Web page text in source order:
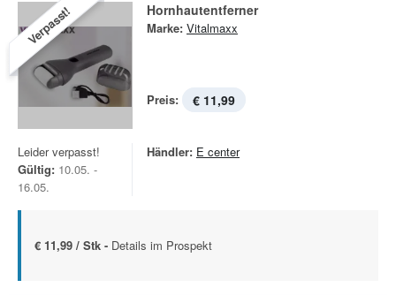
Verpasst! Hornhautentferner
Marke: Vitalmaxx
Preis: € 11,99
Leider verpasst!
Gültig: 10.05. -
16.05.
Händler: E center
€ 11,99 / Stk - Details im Prospekt